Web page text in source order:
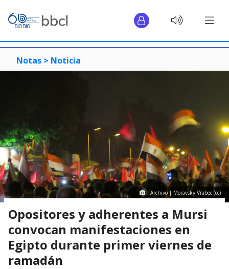
Notas > Noticia
Archivo | Moravsky Vrabec (cc)
Opositores y adherentes a Mursi
convocan manifestaciones en
Egipto durante primer viernes de
ramadán